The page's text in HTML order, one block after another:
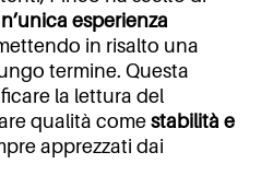
esperienza
in risalto una
termine. Questa
la lettura del
qualità come stabilità e
apprezzati dai